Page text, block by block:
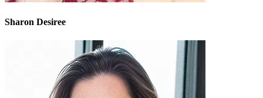
Sharon Desiree